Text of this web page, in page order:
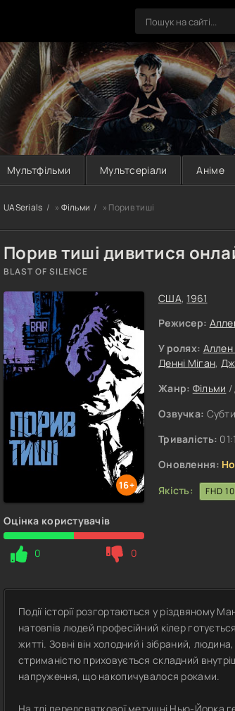
Мультфільми Мультсеріали Аніме
UASerials » Фільми » Порив тиші
Порив тиші дивитися
BLAST OF SILENCE
16+
Оцінка користувачів
0 0
США,1961
Режисер:
У ролях: Аллен
Денні Міган,
Жанр: Фільми /
Озвучка:
Тривалість:
Оновлення:
Якість:
FHD
Події історії розгортаються у різдвяному
натовпів людей професійний кілер
житті. Зовні він холодний і зібраний,
стриманістю приховується складний
напруження, що накопичувалося роками.